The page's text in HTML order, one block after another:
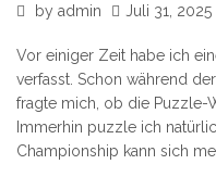
by admin Juli 31, 2025
Vor einiger Zeit habe ich
verfasst. Schon während
fragte mich, ob die Puzzle-
Immerhin puzzle ich
Championship kann sich